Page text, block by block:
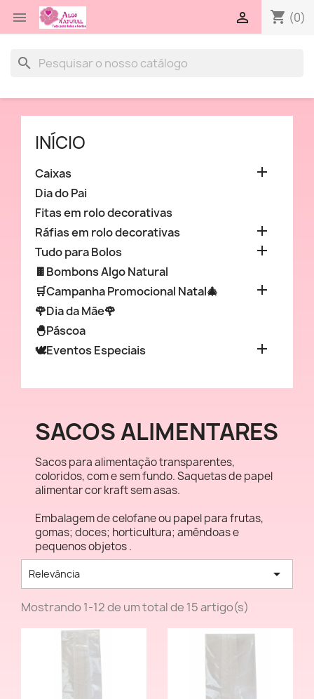
 shopping_cart (0)

search
INÍCIO
Caixas 
Dia do Pai
Fitas em rolo decorativas
Ráfias em rolo decorativas

Tudo para Bolos 
🍫Bombons Algo Natural
🛒Campanha Promocional Natal🎄

🌹Dia da Mãe🌹
🐣Páscoa
🕊️Eventos Especiais

SACOS ALIMENTARES
Sacos para alimentação transparentes,
coloridos, com e sem fundo. Saquetas de papel
alimentar cor kraft sem asas.
Embalagem de celofane ou papel para frutas,
gomas; doces; horticultura; amêndoas e
pequenos objetos .
Relevância 
Mostrando 1-12 de um total de 15 artigo(s)